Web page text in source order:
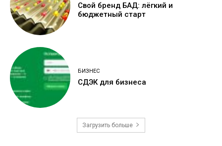
Свой бренд БАД: лёгкий и
бюджетный старт
БИЗНЕС
СДЭК для бизнеса
Загрузить больше